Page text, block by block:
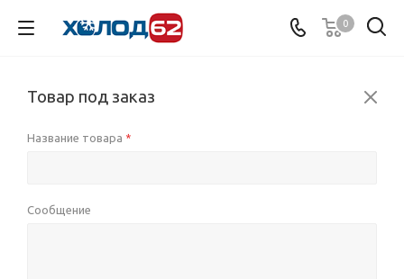
0
Товар под заказ
Название товара *
Сообщение